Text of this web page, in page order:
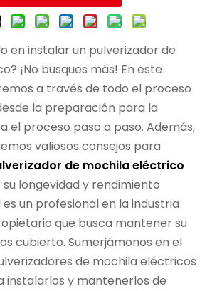
en instalar un pulverizador de
¡No busques más! En este
a través de todo el proceso
la preparación para la
el proceso paso a paso. Además,
valiosos consejos para
de mochila eléctrico
longevidad y rendimiento
un profesional en la industria
que busca mantener su
cubierto. Sumerjámonos en el
de mochila eléctricos
instalarlos y mantenerlos de